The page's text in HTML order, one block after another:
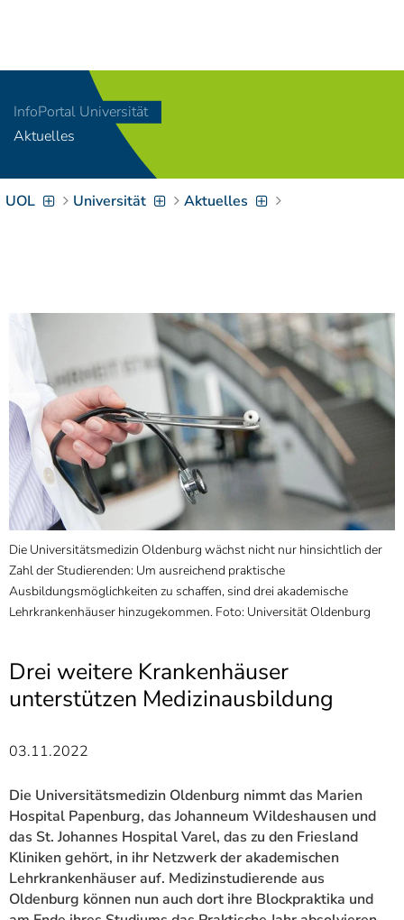
[Access-Key 8
Zum Inhalt springen
Zur Suche springen
[Access-Key 4]
Zur Hauptnavigation
Zur
Brotkrumennavigation
springen
Access-Key
7]
Informationen zur
Barrierefreiheit
InfoPortal Universität
Aktuelles
UOL Universität Aktuelles
Die Universitätsmedizin Oldenburg wächst nicht nur hinsichtlich der
Zahl der Studierenden: Um ausreichend praktische
Ausbildungsmöglichkeiten zu schaffen, sind drei akademische
Lehrkrankenhäuser hinzugekommen. Foto: Universität Oldenburg
Drei weitere Krankenhäuser
unterstützen Medizinausbildung
03.11.2022
Die Universitätsmedizin Oldenburg nimmt das Marien
Hospital Papenburg, das Johanneum Wildeshausen und
das St. Johannes Hospital Varel, das zu den Friesland
Kliniken gehört, in ihr Netzwerk der akademischen
Lehrkrankenhäuser auf. Medizinstudierende aus
Oldenburg können nun auch dort ihre Blockpraktika und